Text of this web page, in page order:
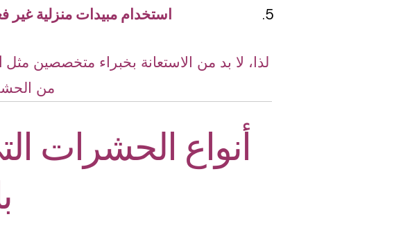
استخدام مبيدات منزلية غير
لذا، لا بد من الاستعانة بخبراء متخصصين مثل
من
أنواع الحشرات